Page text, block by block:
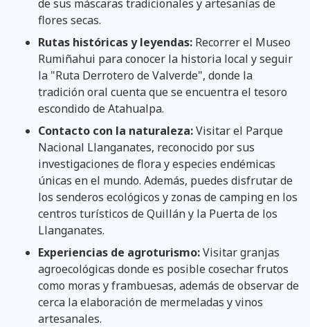
de sus máscaras tradicionales y artesanías de
flores secas.
Rutas históricas y leyendas: Recorrer el Museo
Rumiñahui para conocer la historia local y seguir
la "Ruta Derrotero de Valverde", donde la
tradición oral cuenta que se encuentra el tesoro
escondido de Atahualpa.
Contacto con la naturaleza:Visitar el Parque
Nacional Llanganates, reconocido por sus
investigaciones de flora y especies endémicas
únicas en el mundo. Además, puedes disfrutar de
los senderos ecológicos y zonas de camping en los
centros turísticos de Quillán y la Puerta de los
Llanganates.
Experiencias de agroturismo:Visitar granjas
agroecológicas donde es posible cosechar frutos
como moras y frambuesas, además de observar de
cerca la elaboración de mermeladas y vinos
artesanales.